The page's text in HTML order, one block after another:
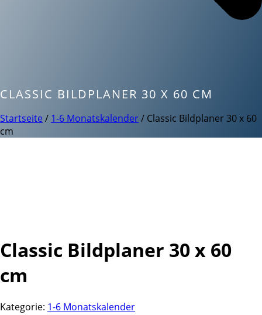
CLASSIC BILDPLANER 30 X 60 CM
Startseite / 1-6 Monatskalender/ Classic Bildplaner 30 x 60
cm
Classic Bildplaner 30 x 60
cm
Kategorie: 1-6 Monatskalender